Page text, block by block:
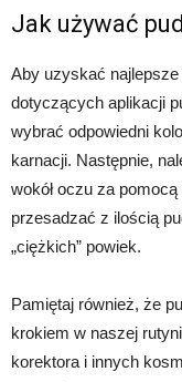
Jak używać
Aby uzyskać
dotyczących aplikacji
wybrać odpowiedni
karnacji. Następnie,
wokół oczu za
przesadzać z ilością
„ciężkich” powiek.
Pamiętaj również, że
krokiem w naszej
korektora i innych